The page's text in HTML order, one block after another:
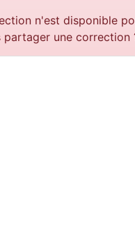
n'est disponible
partager une correction